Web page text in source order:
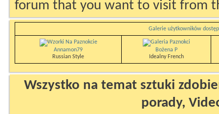
forum that you want to visit from
Galerie użytkowników
Annamon79
Russian Style
Bożena P
Idealny French
Wszystko na temat sztuki
porady,